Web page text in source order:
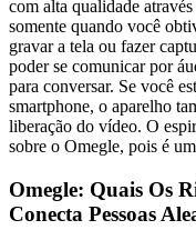
com alta qualidade
somente quando você
gravar a tela ou fazer
poder se comunicar por
para conversar. Se você
smartphone, o aparelho
liberação do vídeo. O
sobre o Omegle, pois é
Omegle: Quais Os
Conecta Pessoas